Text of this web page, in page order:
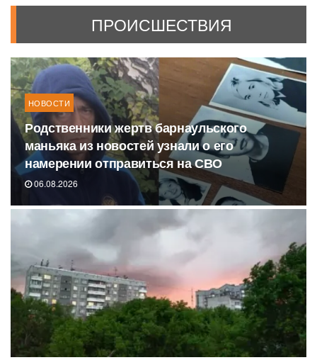
ПРОИСШЕСТВИЯ
НОВОСТИ
Родственники жертв барнаульского
маньяка из новостей узнали о его
намерении отправиться на СВО
06.08.2026